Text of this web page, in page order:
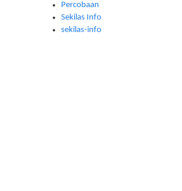
Percobaan
Sekilas Info
sekilas-info